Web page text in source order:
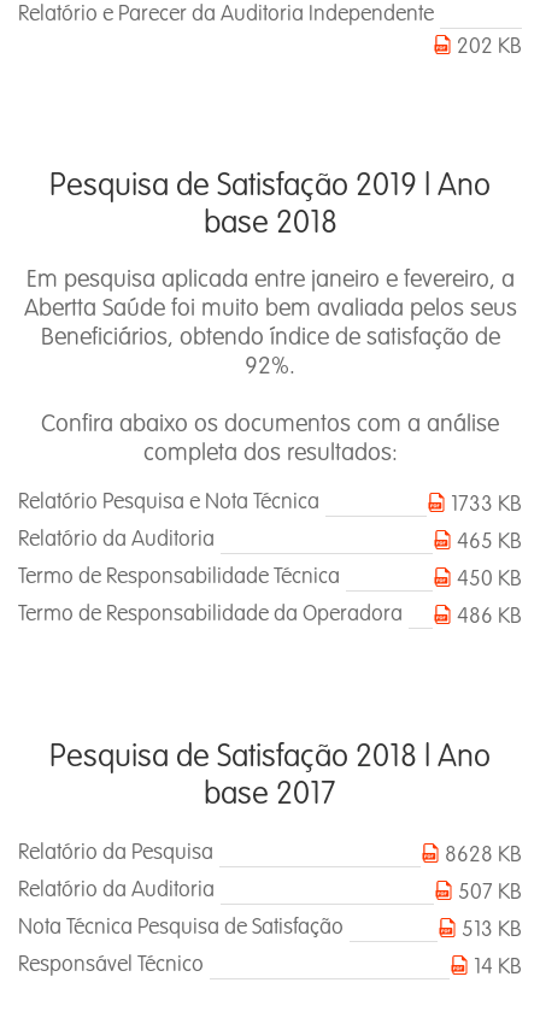
Relatório e Parecer da Auditoria Independente
202 KB
Pesquisa de Satisfação 2019 l Ano
base 2018
Em pesquisa aplicada entre janeiro e fevereiro, a
Abertta Saúde foi muito bem avaliada pelos seus
Beneficiários, obtendo índice de satisfação de
92%.
Confira abaixo os documentos com a análise
completa dos resultados:
Relatório Pesquisa e Nota Técnica
1733 KB
Relatório da Auditoria
465 KB
Termo de Responsabilidade Técnica
450 KB
Termo de Responsabilidade da Operadora
486 KB
Pesquisa de Satisfação 2018 l Ano
base 2017
Relatório da Pesquisa
8628 KB
Relatório da Auditoria
507 KB
Nota Técnica Pesquisa de Satisfação
513 KB
Responsável Técnico
14 KB